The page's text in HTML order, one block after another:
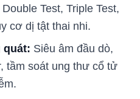
Double Test, Triple Test,
cơ dị tật thai nhi.
quát: Siêu âm đầu dò,
tầm soát ung thư cổ tử